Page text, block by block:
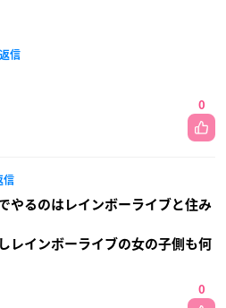
返信
0
信
やるのはレインボーライブと住み
レインボーライブの女の子側も何
0